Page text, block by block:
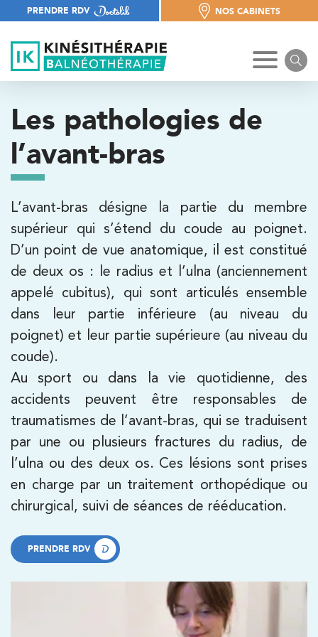
PRENDRE RDV
NOS CABINETS
NOS CABINETS
Les pathologies de
l’avant-bras
L’avant-bras désigne la partie du membre
supérieur qui s’étend du coude au poignet.
D’un point de vue anatomique, il est constitué
de deux os : le radius et l’ulna (anciennement
appelé cubitus), qui sont articulés ensemble
dans leur partie inférieure (au niveau du
poignet) et leur partie supérieure (au niveau du
coude).
Au sport ou dans la vie quotidienne, des
accidents peuvent être responsables de
traumatismes de l’avant-bras, qui se traduisent
par une ou plusieurs fractures du radius, de
l’ulna ou des deux os. Ces lésions sont prises
en charge par un traitement orthopédique ou
chirurgical, suivi de séances de rééducation.
PRENDRE RDV
Trouvez votre cabinet de
kinésithérapie IK
Besoin d’Imagerie Médicale à Antony ? IRM, scanner,
vous reçoit dans des délais courts sur le Centre Olympe
Santé, même bâtiment que votre kinésithérapeute !
cabinets avec balnéothérapie